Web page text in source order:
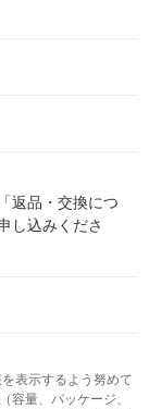
返品・交換につ
し込みくださ
表示するよう努めて
容量、パッケージ、